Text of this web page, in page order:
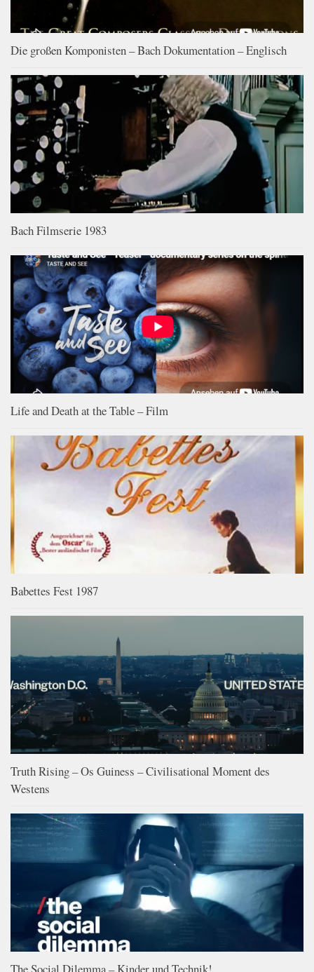
Die großen Komponisten – Bach Dokumentation – Englisch
Bach Filmserie 1983
Life and Death at the Table – Film
Babettes Fest 1987
Truth Rising – Os Guiness – Civilisational Moment des
Westens
The Social Dilemma – Kinder und Technik!